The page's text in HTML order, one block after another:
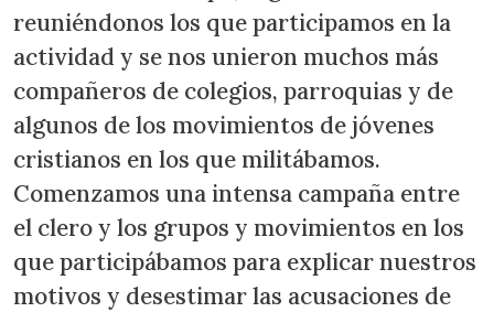
reuniéndonos los que participamos en la
actividad y se nos unieron muchos más
compañeros de colegios, parroquias y de
algunos de los movimientos de jóvenes
cristianos en los que militábamos.
Comenzamos una intensa campaña entre
el clero y los grupos y movimientos en los
que participábamos para explicar nuestros
motivos y desestimar las acusaciones de